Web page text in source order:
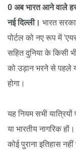
0 अब भारत आने वाले
नई दिल्ली। भारत
पोर्टल को नए रूप में
सहित दुनिया के किसी
को उड़ान भरने से पहले
होगा।
यह नियम सभी
या भारतीय नागरिक
कोई पुराना इतिहास